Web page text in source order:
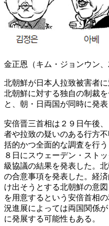
金正恩（キム・ジョンウン
北朝鮮が日本人拉致被害者
北朝鮮に対する独自の制裁
と、朝・日両国が同時に発表
安倍晋三首相は２９日午後
者や拉致の疑いのある行方
括的かつ全面的な調査を行
８日にスウェーデン・スト
級協議の結果を発表した。
の合意事項を発表した。経
け出そうとする北朝鮮の意
を用意するという安倍首相
況進展によっては両国関係
に発展する可能性もある。